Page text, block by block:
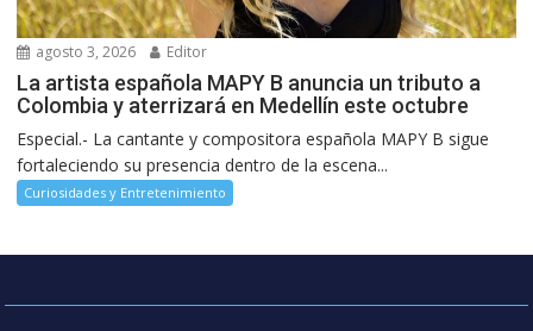
agosto 3, 2026 Editor
La artista española MAPY B anuncia un tributo a
Colombia y aterrizará en Medellín este octubre
Especial.- La cantante y compositora española MAPY B sigue
fortaleciendo su presencia dentro de la escena...
Curiosidades y Entretenimiento